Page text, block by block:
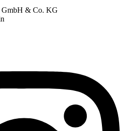
GmbH & Co. KG